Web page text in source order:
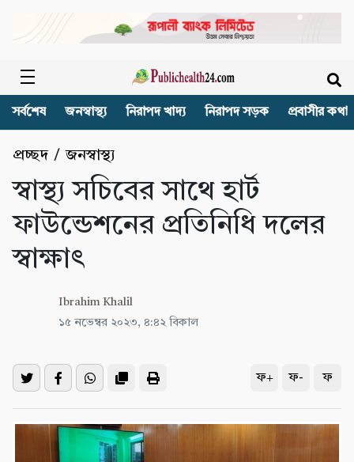
সর্বশেষ জনস্বাস্থ্য নিরাপদ খাদ্য নিরাপদ সড়ক প্রবাসীর কথা
প্রচ্ছদ /জনস্বাস্থ্য
স্বাস্থ্য সচিবের সাথে হার্ট
ফাউন্ডেশনের প্রতিনিধি দলের
স্বাক্ষাৎ
Ibrahim Khalil
১৫ নভেম্বর ২০২৩, ৪:৪২ বিকাল
ফ+ ফ- ফ